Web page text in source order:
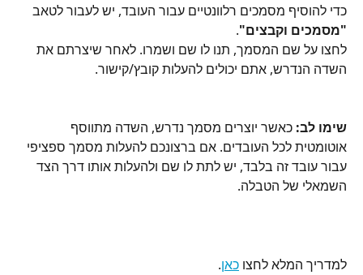
כדי להוסיף מסמכים רלוונטיים עבור העובד, יש לעבור לטאב
"מסמכים וקבצים".
לחצו על שם המסמך, תנו לו שם ושמרו. לאחר שיצרתם את
השדה הנדרש, אתם יכולים להעלות קובץ/קישור.
שימו לב: כאשר יוצרים מסמך נדרש, השדה מתווסף
אוטומטית לכל העובדים. אם ברצונכם להעלות מסמך ספציפי
עבור עובד זה בלבד, יש לתת לו שם ולהעלות אותו דרך הצד
השמאלי של הטבלה.
למדריך המלא לחצו כאן.